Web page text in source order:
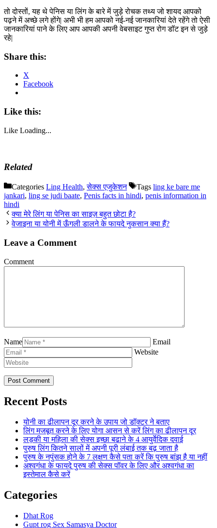
तो दोस्तों, यह थे पेनिस या लिंग के बारे में जुड़े रोचक तथ्य जो शायद आपको
पढ़ने में अच्छे लगे होंगे| अभी भी हम आपको नई-नई जानकारियां देते रहेंगे तो ऐसी
जानकारियां पाने के लिए आप आपकी अपनी वेबसाइट गुप्त रोग डॉट इन से जुड़े
रहे|
Share this:
X
Facebook
Like this:
Like Loading...
Related
Categories Ling Health,सेक्स एजुकेशन Tags ling ke bare me
jankari, ling se judi baate, Penis facts in hindi, penis information in
hindi
क्या मेरे लिंग या पेनिस का साइज़ बहुत छोटा है?
वेजाइना या योनी में ऊँगली डालने के फायदे नुकसान क्या हैं?
Leave a Comment
Comment
Name
Email
Website
Recent Posts
योनी का ढीलापन दूर करने के उपाय जो डॉक्टर ने बताए
लिंग मजबूत करने के लिए योगा आसन से करें लिंग का ढीलापन दूर
लड़की या महिला की सेक्स इच्छा बढाने के 4 आयुर्वेदिक दवाई
पुरुष लिंग कितने सालों में अपनी पूरी लंबाई तक बढ़ जाता है
पुरुष के नपुंसक होने के 7 लक्षण कैसे पता करें कि पुरुष बांझ है या नहीं
अश्वगंधा के फायदे पुरुष की सेक्स पॉवर के लिए और अश्वगंधा का
इस्तेमाल कैसे करें
Categories
Dhat Rog
Gupt rog Sex Samasya Doctor